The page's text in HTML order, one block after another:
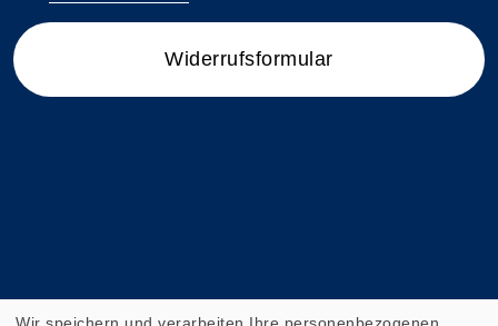
Widerrufsformular